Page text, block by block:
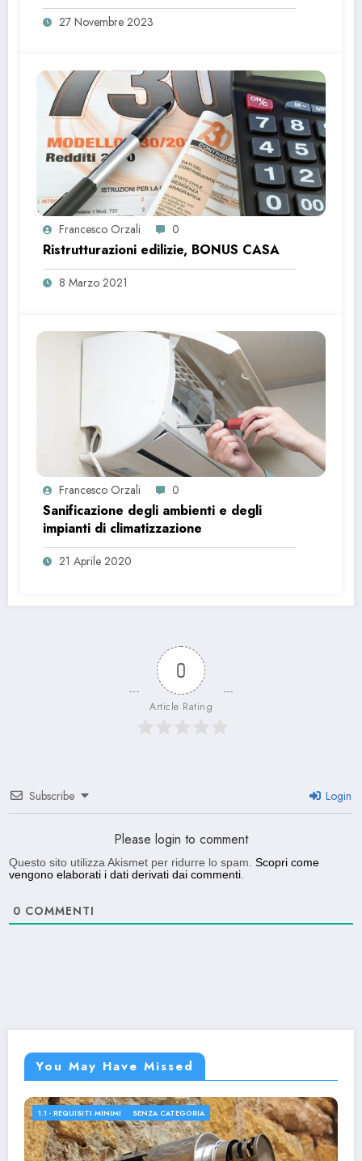
27 Novembre 2023
Francesco Orzali 0
Ristrutturazioni edilizie, BONUS CASA
8 Marzo 2021
Francesco Orzali 0
Sanificazione degli ambienti e degli
impianti di climatizzazione
21 Aprile 2020
0
Article Rating
Subscribe Login
Please login to comment
Questo sito utilizza Akismet per ridurre lo spam. Scopri come
vengono elaborati i dati derivati dai commenti.
0 COMMENTI
You May Have Missed
1.1 - REQUISITI MINIMI SENZA CATEGORIA